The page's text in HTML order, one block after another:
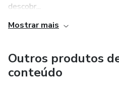
descobr...
Mostrar mais
Outros produtos
conteúdo